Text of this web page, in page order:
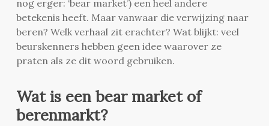
nog erger: ‘bear market’) een heel andere
betekenis heeft. Maar vanwaar die verwijzing naar
beren? Welk verhaal zit erachter? Wat blijkt: veel
beurskenners hebben geen idee waarover ze
praten als ze dit woord gebruiken.
Wat is een bear market of
berenmarkt?